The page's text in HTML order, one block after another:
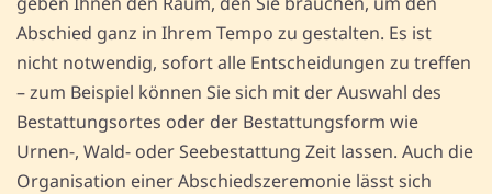
Abschied ganz in Ihrem Tempo zu gestalten. Es ist
nicht notwendig, sofort alle Entscheidungen zu treffen
– zum Beispiel können Sie sich mit der Auswahl des
Bestattungsortes oder der Bestattungsform wie
Urnen-, Wald- oder Seebestattung Zeit lassen. Auch die
Organisation einer Abschiedszeremonie lässt sich